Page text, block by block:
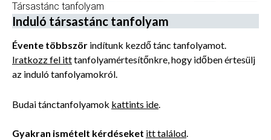
Társastánc tanfolyam
Induló társastánc tanfolyam
Évente többször indítunk kezdő tánc tanfolyamot.
Iratkozz fel itttanfolyamértesítőnkre, hogy időben értesülj
az induló tanfolyamokról.
Budai tánctanfolyamok kattints ide.
Gyakran ismételt kérdéseket itt találod.